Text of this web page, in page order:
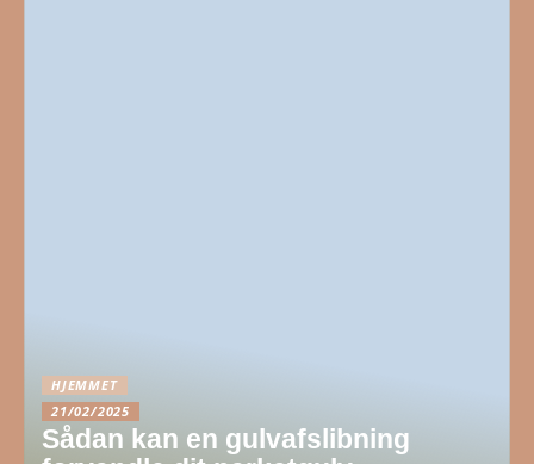
HJEMMET
21/02/2025
Sådan kan en gulvafslibning